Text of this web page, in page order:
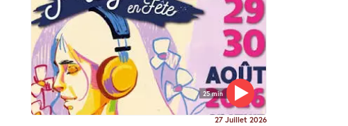
25 min
27 Juillet 2026